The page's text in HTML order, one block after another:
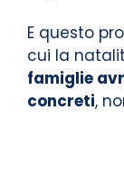
E questo
cui la
famiglie
concreti,